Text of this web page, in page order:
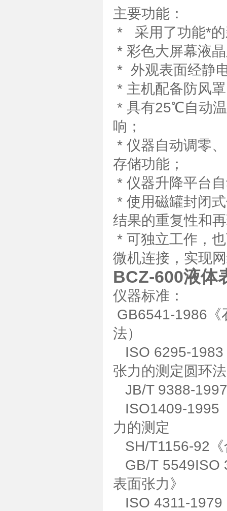
主要功能：
* 采用了功能*的
* 彩色大屏幕液
* 外观表面经静
* 主机配备防风
* 具有25℃自动
响；
* 仪器自动调零
存储功能；
* 仪器升降平台
* 使用磁罐封闭
结果的重复性和
* 可独立工作，
微机连接，实现
BCZ-600液体
仪器标准：
GB6541-1986《
法）
ISO 6295-1983
张力的测定圆环
JB/T 9388-
ISO1409-1995
力的测定
SH/T1156-92《
GB/T 5549ISO
表面张力》
ISO 4311-1979